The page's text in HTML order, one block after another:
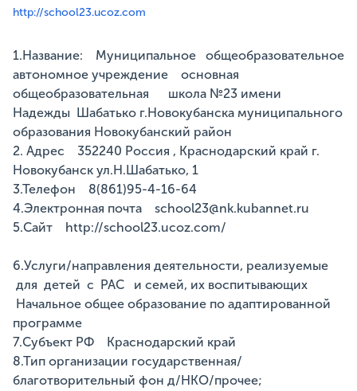
http://school23.ucoz.com
1.Название: Муниципальное общеобразовательное
автономное учреждение основная
общеобразовательная школа №23 имени
Надежды Шабатько г.Новокубанска муниципального
образования Новокубанский район
2. Адрес 352240 Россия , Краснодарский край г.
Новокубанск ул.Н.Шабатько, 1
3.Телефон 8(861)95-4-16-64
4.Электронная почта school23@nk.kubannet.ru
5.Сайт http://school23.ucoz.com/
6.Услуги/направления деятельности, реализуемые
для детей с РАС и семей, их воспитывающих
Начальное общее образование по адаптированной
программе
7.Субъект РФ Краснодарский край
8.Тип организации государственная/
благотворительный фон д/НКО/прочее;